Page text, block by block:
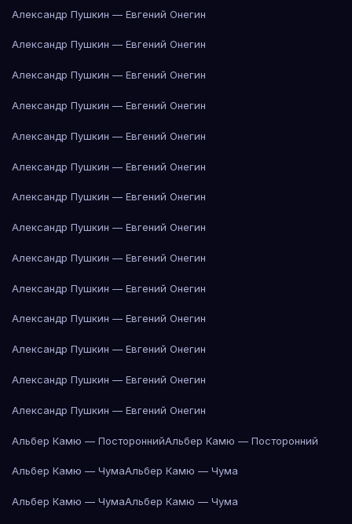
Александр Пушкин — Евгений Онегин
Александр Пушкин — Евгений Онегин
Александр Пушкин — Евгений Онегин
Александр Пушкин — Евгений Онегин
Александр Пушкин — Евгений Онегин
Александр Пушкин — Евгений Онегин
Александр Пушкин — Евгений Онегин
Александр Пушкин — Евгений Онегин
Александр Пушкин — Евгений Онегин
Александр Пушкин — Евгений Онегин
Александр Пушкин — Евгений Онегин
Александр Пушкин — Евгений Онегин
Александр Пушкин — Евгений Онегин
Александр Пушкин — Евгений Онегин
Альбер Камю — ПостороннийАльбер Камю — Посторонний
Альбер Камю — ЧумаАльбер Камю — Чума
Альбер Камю — ЧумаАльбер Камю — Чума